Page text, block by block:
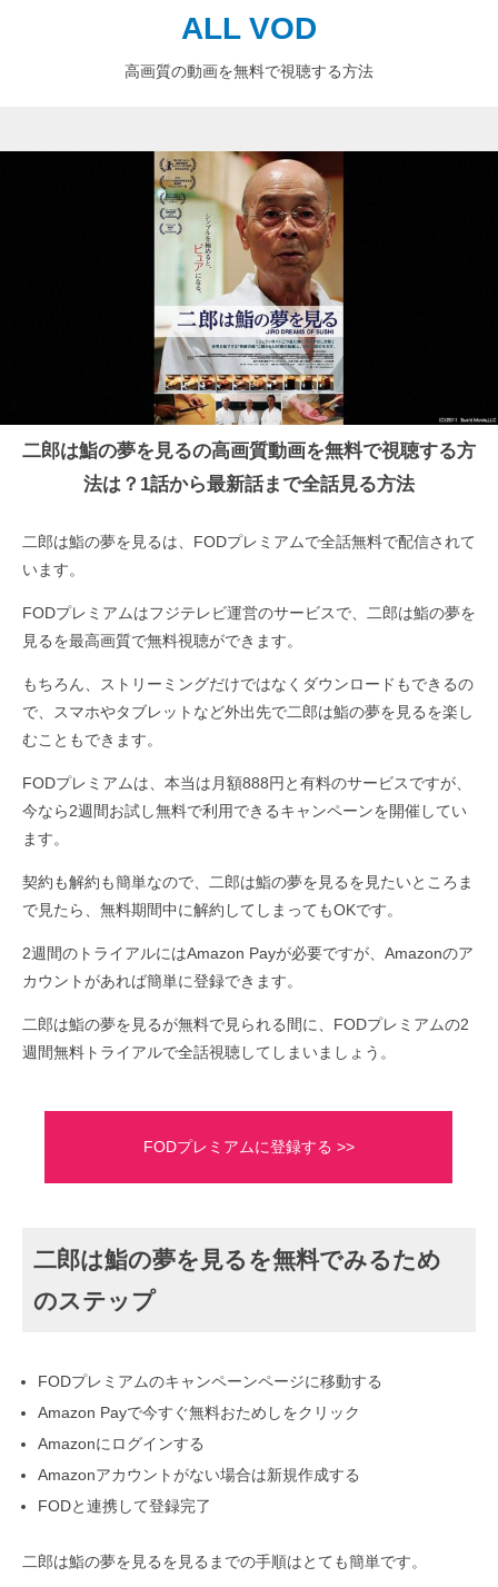
ALL VOD
高画質の動画を無料で視聴する方法
二郎は鮨の夢を見るの高画質動画を無料で視聴する方
法は？1話から最新話まで全話見る方法
二郎は鮨の夢を見るは、FODプレミアムで全話無料で配信されて
います。
FODプレミアムはフジテレビ運営のサービスで、二郎は鮨の夢を
見るを最高画質で無料視聴ができます。
もちろん、ストリーミングだけではなくダウンロードもできるの
で、スマホやタブレットなど外出先で二郎は鮨の夢を見るを楽し
むこともできます。
FODプレミアムは、本当は月額888円と有料のサービスですが、
今なら2週間お試し無料で利用できるキャンペーンを開催してい
ます。
契約も解約も簡単なので、二郎は鮨の夢を見るを見たいところま
で見たら、無料期間中に解約してしまってもOKです。
2週間のトライアルにはAmazon Payが必要ですが、Amazonのア
カウントがあれば簡単に登録できます。
二郎は鮨の夢を見るが無料で見られる間に、FODプレミアムの2
週間無料トライアルで全話視聴してしまいましょう。
FODプレミアムに登録する >>
二郎は鮨の夢を見るを無料でみるため
のステップ
FODプレミアムのキャンペーンページに移動する
Amazon Payで今すぐ無料おためしをクリック
Amazonにログインする
Amazonアカウントがない場合は新規作成する
FODと連携して登録完了
二郎は鮨の夢を見るを見るまでの手順はとても簡単です。